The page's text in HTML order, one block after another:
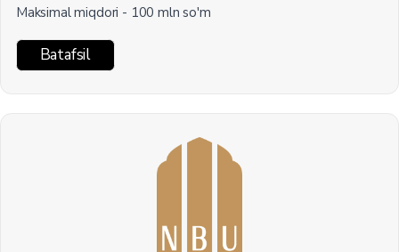
Maksimal miqdori - 100 mln so'm
Batafsil